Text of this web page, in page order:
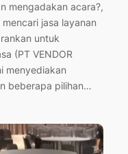
mengadakan acara?,
jasa layanan
untuk
(PT VENDOR
menyediakan
beberapa pilihan…